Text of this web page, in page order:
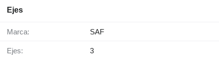
Ejes
Marca: SAF
Ejes: 3